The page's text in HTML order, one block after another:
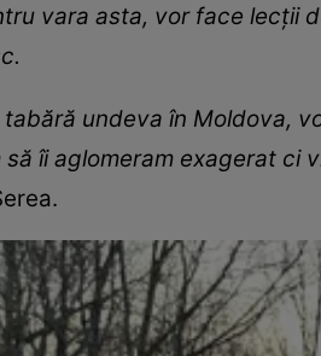
vara asta, vor face lecții
undeva în Moldova,
îi aglomeram exagerat ci